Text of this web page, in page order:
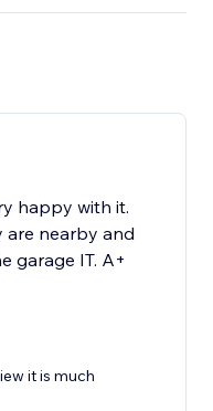
happy with it.
are nearby and
garage IT. A+
it is much